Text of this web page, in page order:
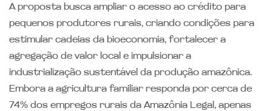
A proposta busca ampliar o acesso ao crédito para
pequenos produtores rurais, criando condições para
estimular cadeias da bioeconomia, fortalecer a
agregação de valor local e impulsionar a
industrialização sustentável da produção amazônica.
Embora a agricultura familiar responda por cerca de
74% dos empregos rurais da Amazônia Legal, apenas